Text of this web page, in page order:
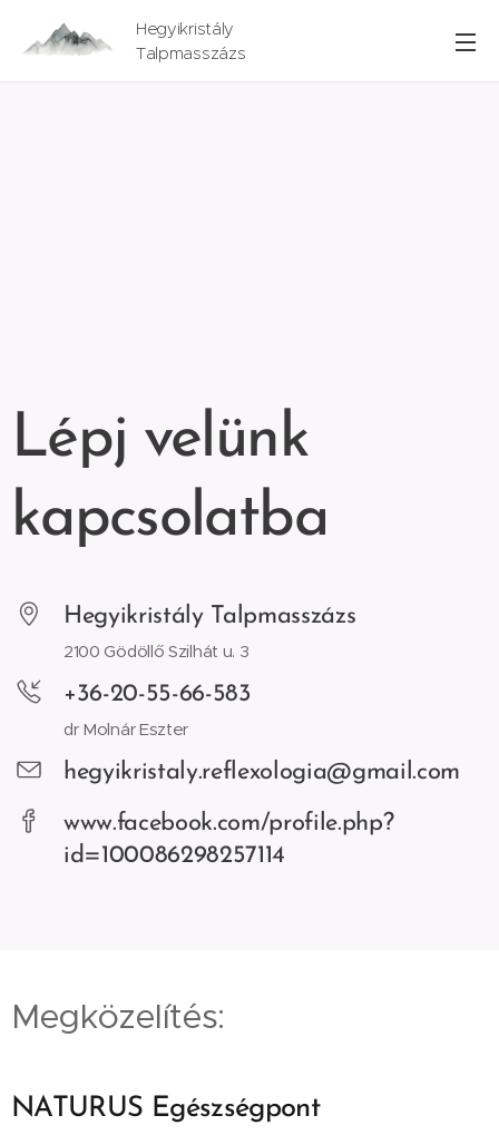
Hegyikristály
Talpmasszázs
Lépj velünk
kapcsolatba
Hegyikristály Talpmasszázs
2100 Gödöllő Szilhát u. 3
+36-20-55-66-583
dr Molnár Eszter
hegyikristaly.reflexologia@gmail.com
www.facebook.com/profile.php?
id=100086298257114
Megközelítés:
NATURUS Egészségpont